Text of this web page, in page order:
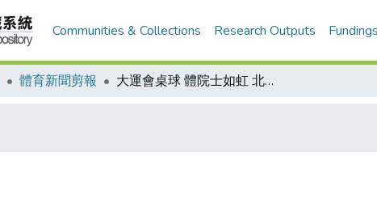
Communities & Collections Research Outputs
體育新聞剪報 大運會桌球 體院士如虹 北體戰略成功/桌賽點滴 研究所考試VS大運會 球員兩邊趕場/第十球桌 有名的拖磨桌